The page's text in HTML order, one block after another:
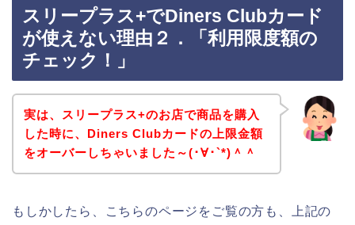
スリープラス+でDiners Clubカード
が使えない理由２．「利用限度額の
チェック！」
実は、スリープラス+のお店で商品を購入
した時に、Diners Clubカードの上限金額
をオーバーしちゃいました～(･∀･`*)＾＾
もしかしたら、こちらのページをご覧の方も、上記の